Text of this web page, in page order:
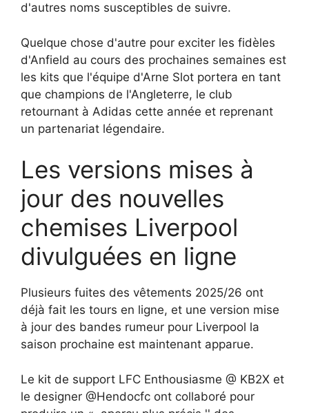
d'autres noms susceptibles de suivre.
Quelque chose d'autre pour exciter les fidèles
d'Anfield au cours des prochaines semaines est
les kits que l'équipe d'Arne Slot portera en tant
que champions de l'Angleterre, le club
retournant à Adidas cette année et reprenant
un partenariat légendaire.
Les versions mises à
jour des nouvelles
chemises Liverpool
divulguées en ligne
Plusieurs fuites des vêtements 2025/26 ont
déjà fait les tours en ligne, et une version mise
à jour des bandes rumeur pour Liverpool la
saison prochaine est maintenant apparue.
Le kit de support LFC Enthousiasme @ KB2X et
le designer @Hendocfc ont collaboré pour